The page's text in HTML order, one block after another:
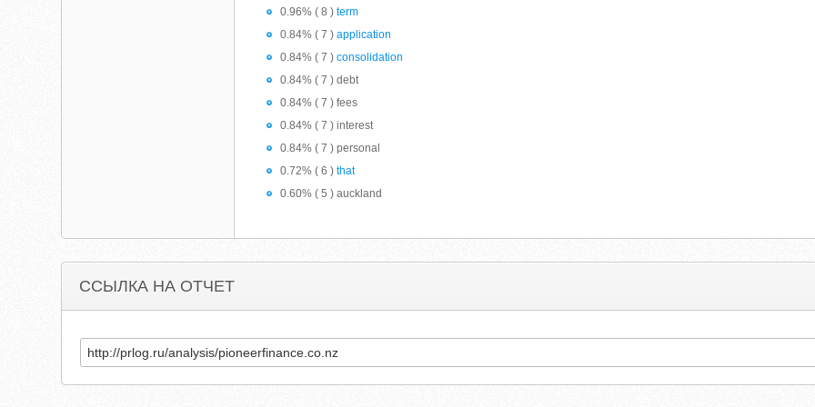
0.96% ( 8 )term
0.84% ( 7 )application
0.84% ( 7 )consolidation
0.84% ( 7 ) debt
0.84% ( 7 ) fees
0.84% ( 7 ) interest
0.84% ( 7 ) personal
0.72% ( 6 )that
0.60% ( 5 ) auckland
ССЫЛКА НА ОТЧЕТ